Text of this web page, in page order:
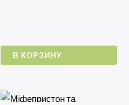
В КОРЗИНУ
Первоначальная